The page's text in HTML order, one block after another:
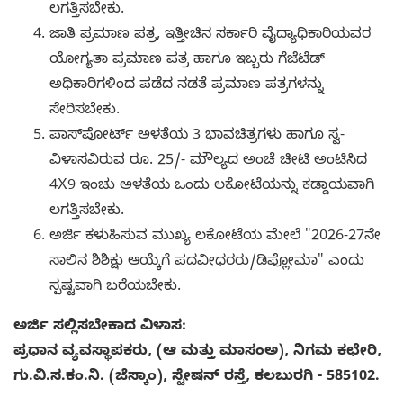
ಲಗತ್ತಿಸಬೇಕು.
ಜಾತಿ ಪ್ರಮಾಣ ಪತ್ರ, ಇತ್ತೀಚಿನ ಸರ್ಕಾರಿ ವೈದ್ಯಾಧಿಕಾರಿಯವರ
ಯೋಗ್ಯತಾ ಪ್ರಮಾಣ ಪತ್ರ ಹಾಗೂ ಇಬ್ಬರು ಗೆಜೆಟೆಡ್
ಅಧಿಕಾರಿಗಳಿಂದ ಪಡೆದ ನಡತೆ ಪ್ರಮಾಣ ಪತ್ರಗಳನ್ನು
ಸೇರಿಸಬೇಕು.
ಪಾಸ್‌ಪೋರ್ಟ್ ಅಳತೆಯ 3 ಭಾವಚಿತ್ರಗಳು ಹಾಗೂ ಸ್ವ-
ವಿಳಾಸವಿರುವ ರೂ. 25/- ಮೌಲ್ಯದ ಅಂಚೆ ಚೀಟಿ ಅಂಟಿಸಿದ
4X9 ಇಂಚು ಅಳತೆಯ ಒಂದು ಲಕೋಟೆಯನ್ನು ಕಡ್ಡಾಯವಾಗಿ
ಲಗತ್ತಿಸಬೇಕು.
ಅರ್ಜಿ ಕಳುಹಿಸುವ ಮುಖ್ಯ ಲಕೋಟೆಯ ಮೇಲೆ "2026-27ನೇ
ಸಾಲಿನ ಶಿಶಿಕ್ಷು ಆಯ್ಕೆಗೆ ಪದವೀಧರರು/ಡಿಪ್ಲೋಮಾ" ಎಂದು
ಸ್ಪಷ್ಟವಾಗಿ ಬರೆಯಬೇಕು.
ಅರ್ಜಿ ಸಲ್ಲಿಸಬೇಕಾದ ವಿಳಾಸ:
ಪ್ರಧಾನ ವ್ಯವಸ್ಥಾಪಕರು, (ಆ ಮತ್ತು ಮಾಸಂಅ), ನಿಗಮ ಕಛೇರಿ,
ಗು.ವಿ.ಸ.ಕಂ.ನಿ. (ಜೆಸ್ಕಾಂ), ಸ್ಟೇಷನ್ ರಸ್ತೆ, ಕಲಬುರಗಿ - 585102.